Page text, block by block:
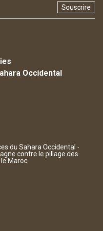
Souscrire
Occidental
du Sahara Occidental -
contre le pillage des
Maroc.